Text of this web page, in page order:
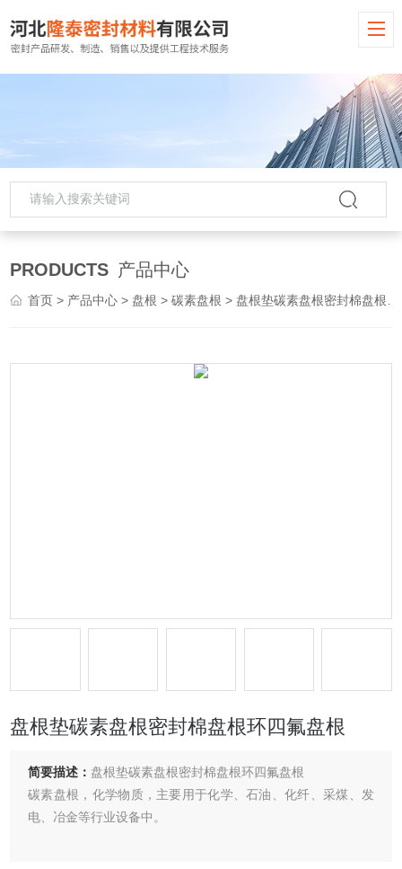
PRODUCTS 产品中心
首页 > 产品中心 > 盘根 >碳素盘根 > 盘根垫碳素盘根密封棉盘根环四氟盘根
盘根垫碳素盘根密封棉盘根环四氟盘根
简要描述： 盘根垫碳素盘根密封棉盘根环四氟盘根
碳素盘根，化学物质，主要用于化学、石油、化纤、采煤、发
电、冶金等行业设备中。